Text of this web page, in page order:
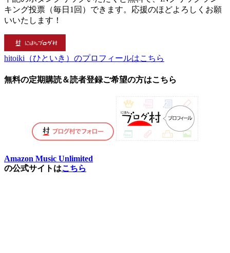
キング投票（毎日1回）できます。応援のほどよろしくお願
いいたします！
hitoiki（ひといき）のプロフィールはこちら
無料の定期購読＆読者登録ご希望の方はこちら
Amazon Music Unlimited
の公式サイトはこちら